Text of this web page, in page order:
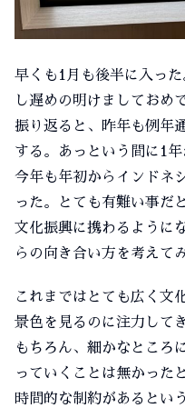
早くも1月も後半に入っ
し遅めの明けましておめ
振り返ると、昨年も例年
する。あっという間に1年
今年も年初からインドネ
った。とても有難い事だ
文化振興に携わるように
らの向き合い方を考えて
これまではとても広く文
景色を見るのに注力して
もちろん、細かなところ
っていくことは無かった
時間的な制約があるとい